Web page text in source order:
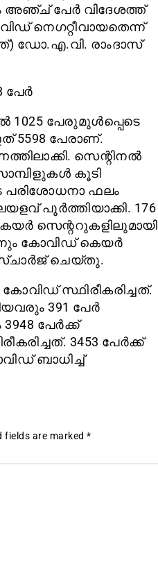
അഞ്ച് പേര്‍ വിദേശത്ത്
നെഗറ്റീവായതെന്ന്
ഡോ.എ.വി. രാംദാസ്
പേര്‍
1025 പേരുമുള്‍പ്പെടെ
5598 പേരാണ്.
സെന്റിനല്‍
കൂടി
പരിശോധനാ ഫലം
പൂര്‍ത്തിയാക്കി. 176
സെന്ററുകളിലുമായി
കോവിഡ് കെയര്‍
ചെയ്തു.
സ്ഥിരീകരിച്ചത്.
391 പേര്‍
പേര്‍ക്ക്
3453 പേര്‍ക്ക്
ബാധിച്ച്
fields are marked *